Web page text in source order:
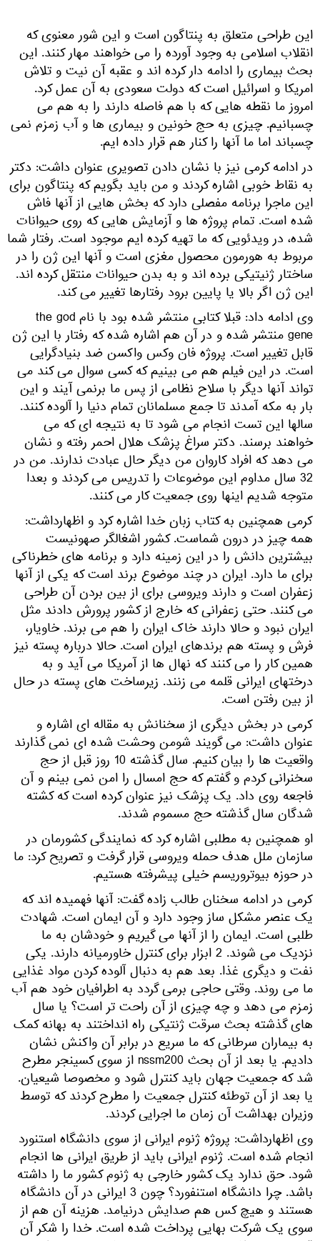
این طراحی متعلق به پنتاگون است و این شور معنوی که
انقلاب اسلامی به وجود آورده را می خواهند مهار کنند. این
بحث بیماری را ادامه دار کرده اند و عقبه آن نیت و تلاش
امریکا و اسرائیل است که دولت سعودی به آن عمل کرد.
امروز ما نقطه هایی که با هم فاصله دارند را به هم می
چسبانیم. چیزی به حج خونین و بیماری ها و آب زمزم نمی
چسباند اما ما آنها را کنار هم قرار داده ایم.
در ادامه کرمی نیز با نشان دادن تصویری عنوان داشت: دکتر
به نقاط خوبی اشاره کردند و من باید بگویم که پنتاگون برای
این ماجرا برنامه مفصلی دارد که بخش هایی از آنها فاش
شده است. تمام پروژه ها و آزمایش هایی که روی حیوانات
شده، در ویدئویی که ما تهیه کرده ایم موجود است. رفتار شما
مربوط به هورمون محصول مغزی است و آنها این ژن را در
ساختار ژنیتیکی برده اند و به بدن حیوانات منتقل کرده اند.
این ژن اگر بالا یا پایین برود رفتارها تغییر می کند.
وی ادامه داد: قبلا کتابی منتشر شده بود با نام the god
gene منتشر شده و در آن هم اشاره شده که رفتار با این ژن
قابل تغییر است. پروژه فان وکس واکسن ضد بنیادگرایی
است. در این فیلم هم می بینیم که کسی سوال می کند می
تواند آنها دیگر با سلاح نظامی از پس ما برنمی آیند و این
بار به مکه آمدند تا جمع مسلمانان تمام دنیا را آلوده کنند.
سالها این تست انجام می شود تا به نتیجه ای که می
خواهند برسند. دکتر سراغ پزشک هلال احمر رفته و نشان
می دهد که افراد کاروان من دیگر حال عبادت ندارند. من در
32 سال مداوم این موضوعات را تدریس می کردند و بعدا
متوجه شدیم اینها روی جمعیت کار می کنند.
کرمی همچنین به کتاب زبان خدا اشاره کرد و اظهارداشت:
همه چیز در درون شماست. کشور اشغالگر صهونیست
بیشترین دانش را در این زمینه دارد و برنامه های خطرناکی
برای ما دارد. ایران در چند موضوع برند است که یکی از آنها
زعفران است و دارند ویروسی برای از بین بردن آن طراحی
می کنند. حتی زعفرانی که خارج از کشور پرورش دادند مثل
ایران نبود و حالا دارند خاک ایران را هم می برند. خاویار،
فرش و پسته هم برندهای ایران است. حالا درباره پسته نیز
همین کار را می کنند که نهال ها از آمریکا می آید و به
درختهای ایرانی قلمه می زنند. زیرساخت های پسته در حال
از بین رفتن است.
کرمی در بخش دیگری از سخنانش به مقاله ای اشاره و
عنوان داشت: می گویند شومن وحشت شده ای نمی گذارند
واقعیت ها را بیان کنیم. سال گذشته 10 روز قبل از حج
سخنرانی کردم و گفتم که حج امسال را امن نمی بینم و آن
فاجعه روی داد. یک پزشک نیز عنوان کرده است که کشته
شدگان سال گذشته حج مسموم شدند.
او همچنین به مطلبی اشاره کرد که نمایندگی کشورمان در
سازمان ملل هدف حمله ویروسی قرار گرفت و تصریح کرد: ما
در حوزه بیوتروریسم خیلی پیشرفته هستیم.
کرمی در ادامه سخنان طالب زاده گفت: آنها فهمیده اند که
یک عنصر مشکل ساز وجود دارد و آن ایمان است. شهادت
طلبی است. ایمان را از آنها می گیریم و خودشان به ما
نزدیک می شوند. 2 ابزار برای کنترل خاورمیانه دارند. یکی
نفت و دیگری غذا. بعد هم به دنبال آلوده کردن مواد غذایی
ما می روند. وقتی حاجی برمی گردد به اطرافیان خود هم آب
زمزم می دهد و چه چیزی از آن راحت تر است؟ یا سال
های گذشته بحث سرقت ژنتیکی راه انداختند به بهانه کمک
به بیماران سرطانی که ما سریع در برابر آن واکنش نشان
دادیم. یا بعد از آن بحث nssm200 از سوی کسینجر مطرح
شد که جمعیت جهان باید کنترل شود و مخصوصا شیعیان.
یا بعد از آن توطئه کنترل جمعیت را مطرح کردند که توسط
وزیران بهداشت آن زمان ما اجرایی کردند.
وی اظهارداشت: پروژه ژنوم ایرانی از سوی دانشگاه استنورد
انجام شده است. ژنوم ایرانی باید از طریق ایرانی ها انجام
شود. حق ندارد یک کشور خارجی به ژنوم کشور ما را داشته
باشد. چرا دانشگاه استنفورد؟ چون 3 ایرانی در آن دانشگاه
هستند و هیچ کس هم صدایش درنیامد. هزینه آن هم از
سوی یک شرکت بهایی پرداخت شده است. خدا را شکر آن